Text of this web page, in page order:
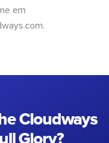
em
.
Cloudways